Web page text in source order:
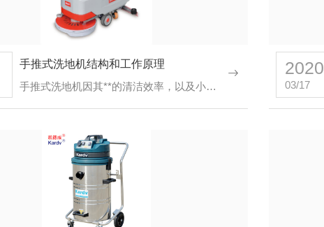
手推式洗地机结构和工作原理
手推式洗地机因其**的清洁效率，以及小巧易通过的外观，让很多超市保洁、工厂仓库保洁对其心仪已久。那么手推…
2020
03/17